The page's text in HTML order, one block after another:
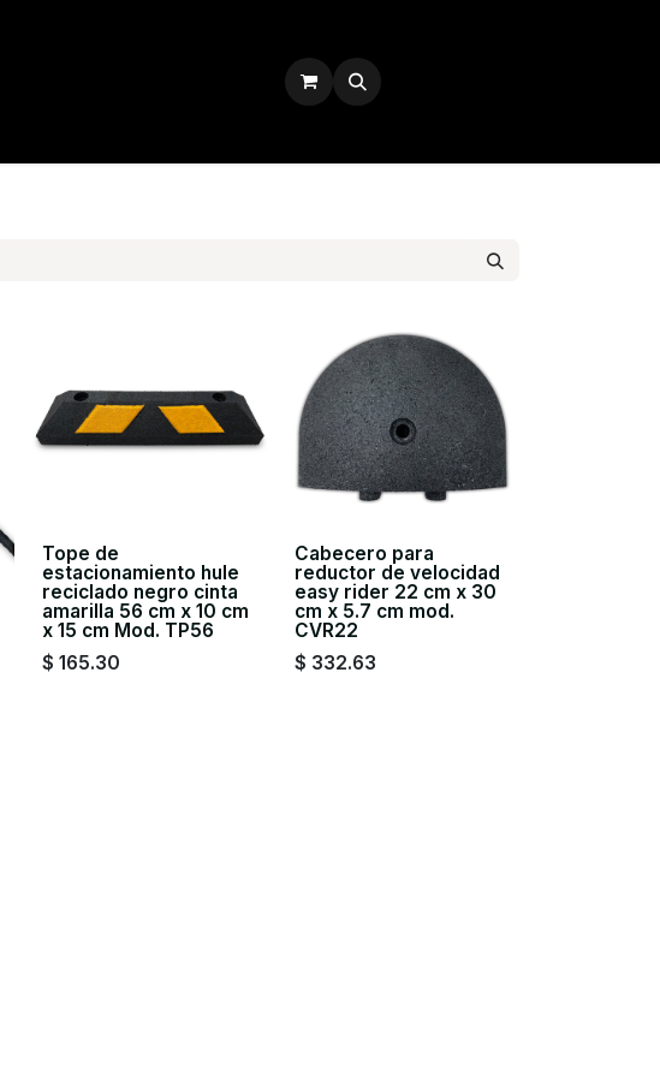
Tope de
estacionamiento hule
reciclado negro cinta
amarilla 56 cm x 10 cm
x 15 cm Mod. TP56
$ 165.30
Cabecero para
reductor de velocidad
easy rider 22 cm x 30
cm x 5.7 cm mod.
CVR22
$ 332.63